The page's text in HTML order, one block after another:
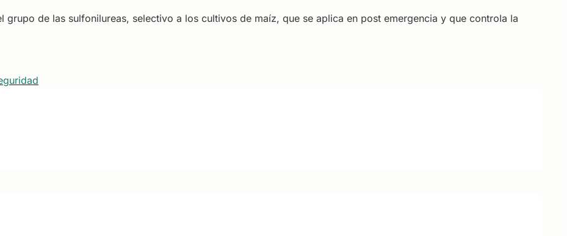
de las sulfonilureas, selectivo a los cultivos de maíz, que se aplica en post emergencia y que controla la